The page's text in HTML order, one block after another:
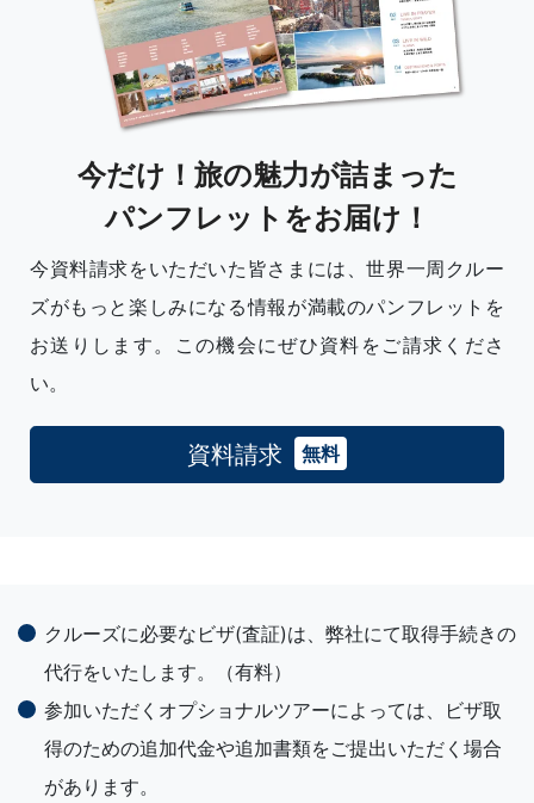
今だけ！旅の魅力が詰まった
パンフレットをお届け！
今資料請求をいただいた皆さまには、世界一周クルー
ズがもっと楽しみになる情報が満載のパンフレットを
お送りします。この機会にぜひ資料をご請求くださ
い。
資料請求 無料
クルーズに必要なビザ(査証)は、弊社にて取得手続きの
代行をいたします。（有料）
参加いただくオプショナルツアーによっては、ビザ取
得のための追加代金や追加書類をご提出いただく場合
があります。